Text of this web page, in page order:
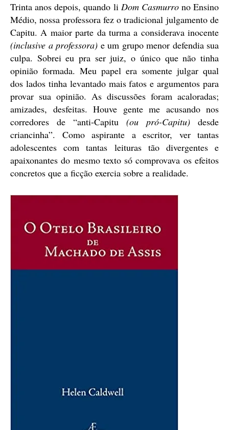
Trinta anos depois, quando li Dom Casmurrono Ensino
Médio, nossa professora fez o tradicional julgamento de
Capitu. A maior parte da turma a considerava inocente
(inclusive a professora) e um grupo menor defendia sua
culpa. Sobrei eu pra ser juiz, o único que não tinha
opinião formada. Meu papel era somente julgar qual
dos lados tinha levantado mais fatos e argumentos para
provar sua opinião. As discussões foram acaloradas;
amizades, desfeitas. Houve gente me acusando nos
corredores de “anti-Capitu (ou pró-Capitu) desde
criancinha”. Como aspirante a escritor, ver tantas
adolescentes com tantas leituras tão divergentes e
apaixonantes do mesmo texto só comprovava os efeitos
concretos que a ficção exercia sobre a realidade.